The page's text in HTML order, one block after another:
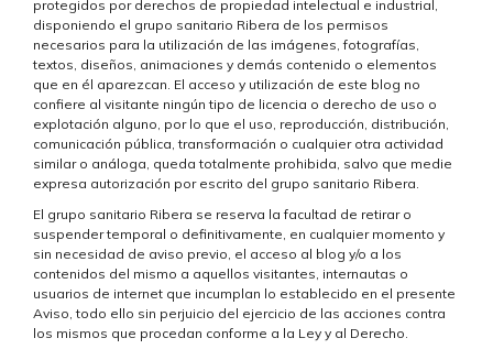
protegidos por derechos de propiedad intelectual e industrial,
disponiendo el grupo sanitario Ribera de los permisos
necesarios para la utilización de las imágenes, fotografías,
textos, diseños, animaciones y demás contenido o elementos
que en él aparezcan. El acceso y utilización de este blog no
confiere al visitante ningún tipo de licencia o derecho de uso o
explotación alguno, por lo que el uso, reproducción, distribución,
comunicación pública, transformación o cualquier otra actividad
similar o análoga, queda totalmente prohibida, salvo que medie
expresa autorización por escrito del grupo sanitario Ribera.
El grupo sanitario Ribera se reserva la facultad de retirar o
suspender temporal o definitivamente, en cualquier momento y
sin necesidad de aviso previo, el acceso al blog y/o a los
contenidos del mismo a aquellos visitantes, internautas o
usuarios de internet que incumplan lo establecido en el presente
Aviso, todo ello sin perjuicio del ejercicio de las acciones contra
los mismos que procedan conforme a la Ley y al Derecho.